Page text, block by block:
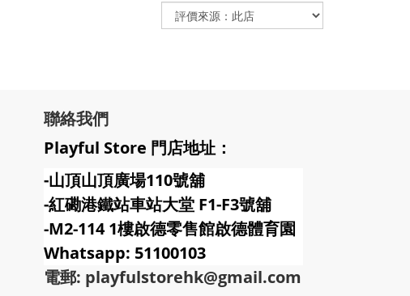
聯絡我們
Playful Store 門店地址：
-山頂山頂廣場110號舖
-紅磡港鐵站車站大堂 F1-F3號舖
-M2-114 1樓啟德零售館啟德體育園
Whatsapp: 51100103
電郵: playfulstorehk@gmail.com